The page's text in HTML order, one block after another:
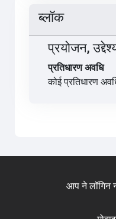
ब्लॉक
प्रयोजन,
प्रतिधारण अवधि
कोई प्रतिधारण
आप ने लॉगिन